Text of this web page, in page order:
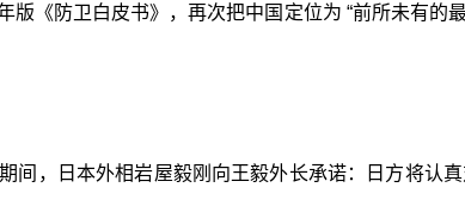
版《防卫白皮书》，再次把中国定位为 “前所未有的
间，日本外相岩屋毅刚向王毅外长承诺：日方将认